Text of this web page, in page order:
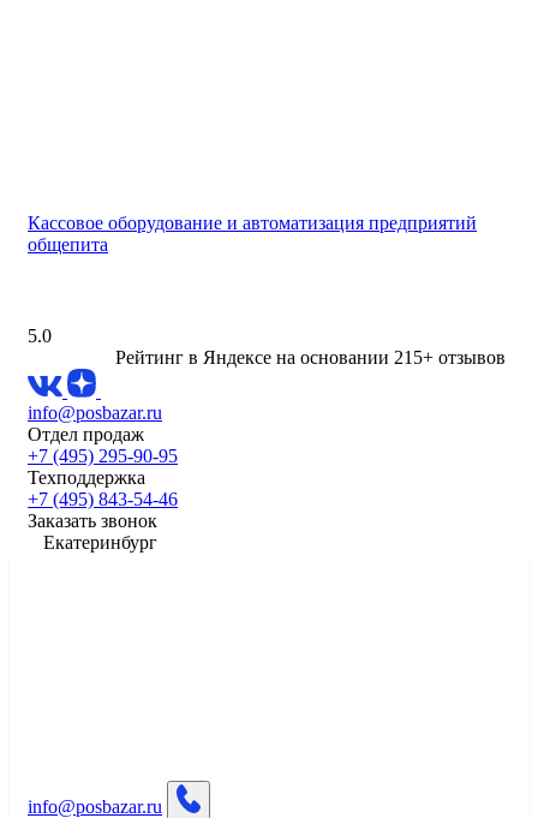
Кассовое оборудование и автоматизация предприятий
общепита
5.0
Рейтинг в Яндексе на основании 215+ отзывов
info@posbazar.ru
Отдел продаж
+7 (495) 295-90-95
Техподдержка
+7 (495) 843-54-46
Заказать звонок
Екатеринбург
info@posbazar.ru